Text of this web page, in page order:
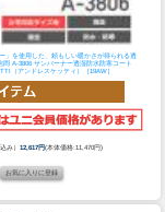
」を使用した、頼もしい暖かさが得られる透
岡 A-3806 サンバーナー透湿防水防寒コート
（アンドレスケッティ）［19AW］
み） 12,617円(本体価格:11,470円)